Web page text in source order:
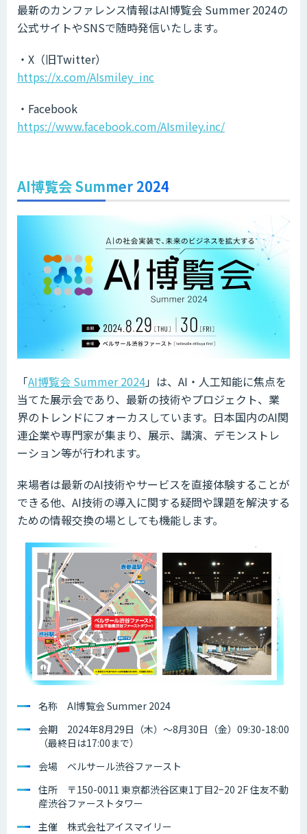
最新のカンファレンス情報はAI博覧会 Summer 2024の
公式サイトやSNSで随時発信いたします。
・X（旧Twitter）
https://x.com/AIsmiley_inc
・Facebook
https://www.facebook.com/AIsmiley.inc/
AI博覧会 Summer 2024
「AI博覧会 Summer 2024」は、AI・人工知能に焦点を
当てた展示会であり、最新の技術やプロジェクト、業
界のトレンドにフォーカスしています。日本国内のAI関
連企業や専門家が集まり、展示、講演、デモンストレ
ーション等が行われます。
来場者は最新のAI技術やサービスを直接体験することが
できる他、AI技術の導入に関する疑問や課題を解決する
ための情報交換の場としても機能します。
名称 AI博覧会 Summer 2024
会期 2024年8月29日（木）～8月30日（金）09:30-18:00
（最終日は17:00まで）
会場 ベルサール渋谷ファースト
住所 〒150-0011 東京都渋谷区東1丁目2−20 2F 住友不動
産渋谷ファーストタワー
主催 株式会社アイスマイリー